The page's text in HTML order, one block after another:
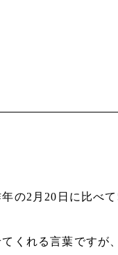
の2月20日に比べ
くれる言葉ですが